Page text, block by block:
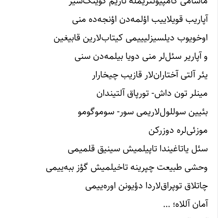
آپاریب قویلاییب اؤلمه‌دن اؤنجه‌ده منی
اوخویوب دیلسیزلیییمی کیتاب‌لارین قابیغین
و آپاریر سئل‌لر منی دویا بیلمه‌دن سنی
یئر آلتی آختاران‌‌لار قازیب چیخارار
مینلر تون داش- تورپاق آلتیندان
بئیین سوللول‌لاریمی سور- سوموگومو
موزئی‌لره دوزرکن
سئل‌ یاتاغیندا تاپیلمیش سینیق قلمیمی
وحشی طبیعت چپرینه تاخیلمیش گؤز ببه‌ییمی
چاتلاق توپراق‌‌‌لاردا دؤیونن اوره‌ییمی
آمان ‌آللاه؛ …